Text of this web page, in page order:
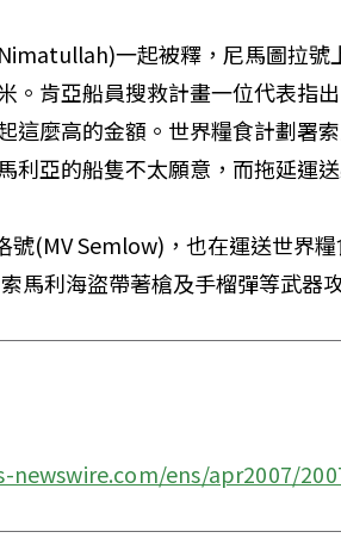
一起被釋，尼馬圖拉號
。肯亞船員搜救計畫一位代表指
這麼高的金額。世界糧食計劃署
利亞的船隻不太願意，而拖延運送
號(MV Semlow)，也在運送世界
馬利海盜帶著槍及手榴彈等武器
ens/apr2007/